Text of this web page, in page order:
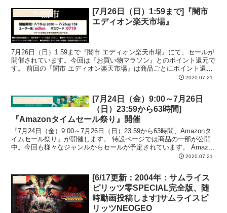
パソコン周辺機器
[7月26日（日）1:59まで]『闇市
エディオン楽天市場』
7月26日（日）1:59まで『闇市 エディオン楽天市場』にて、セールが
開催されています。今回は『お買い物マラソン』とのポイント還元で
す。 前回の『闇市 エディオン楽天市場』は商品ごとにポイント還元
2020.07.21
パソコン周辺機器
[7月24日（金）9:00～7月26日
（日）23:59から63時間]
『Amazonタイムセール祭り』開催
『7月24日（金）9:00～7月26日（日）23:59から63時間、Amazonタ
イムセール祭り』が開催します。 特設ページでは商品の一部が公開
中。今回も様々なジャンルからセールが予定されています。 Amazon
2020.07.21
WiFi
[6/17更新：2004年：サムライス
ピリッツ零SPECIAL完全版、随
時動画投稿します]サムライスピ
リッツNEOGEO